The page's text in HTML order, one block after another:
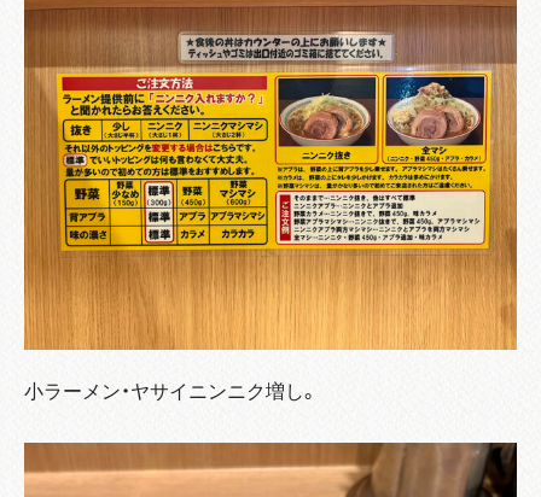
小ラーメン・ヤサイニンニク増し。